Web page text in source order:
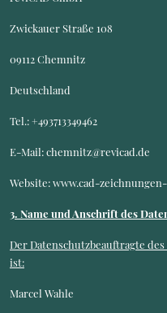
Zwickauer Straße 108
09112 Chemnitz
Deutschland
Tel.: +493713349462
E-Mail: chemnitz@revicad.de
Website: www.cad-
3. Name und Anschrift des
Der Datenschutzbeauftragte
ist:
Marcel Wahle